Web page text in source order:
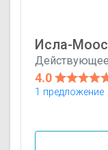
Исла-Моос
4.0
1 предложение